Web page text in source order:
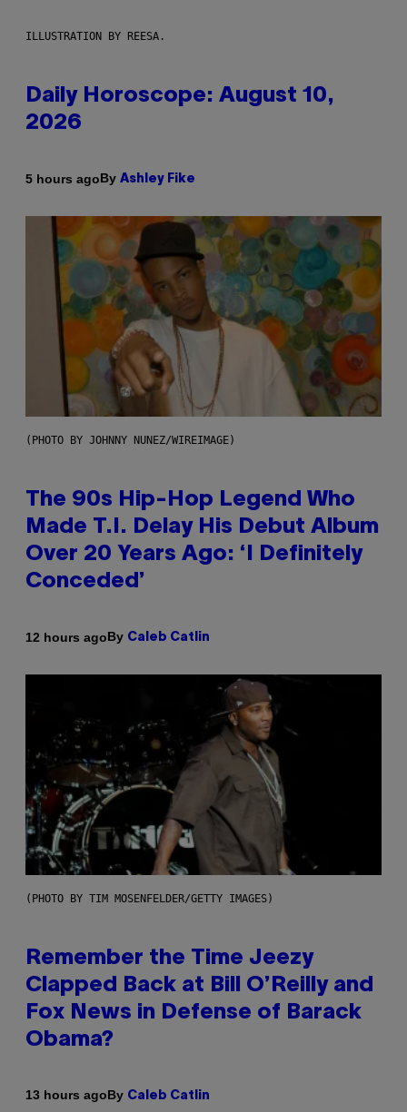
ILLUSTRATION BY REESA.
Daily Horoscope: August 10,
2026
5 hours agoBy Ashley Fike
(PHOTO BY JOHNNY NUNEZ/WIREIMAGE)
The 90s Hip-Hop Legend Who
Made T.I. Delay His Debut Album
Over 20 Years Ago: ‘I Definitely
Conceded’
12 hours agoBy Caleb Catlin
(PHOTO BY TIM MOSENFELDER/GETTY IMAGES)
Remember the Time Jeezy
Clapped Back at Bill O’Reilly and
Fox News in Defense of Barack
Obama?
13 hours agoBy Caleb Catlin